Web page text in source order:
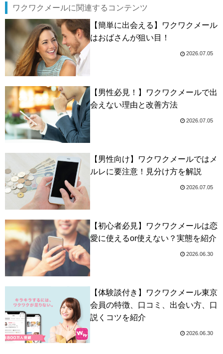
ワクワクメールに関連するコンテンツ
【簡単に出会える】ワクワクメール
はおばさんが狙い目！
2026.07.05
【男性必見！】ワクワクメールで出
会えない理由と改善方法
2026.07.05
【男性向け】ワクワクメールではメ
ルレに要注意！見分け方を解説
2026.07.05
【初心者必見】ワクワクメールは恋
愛に使えるor使えない？実態を紹介
2026.06.30
【体験談付き】ワクワクメール東京
会員の特徴、口コミ、出会い方、口
説くコツを紹介
2026.06.30